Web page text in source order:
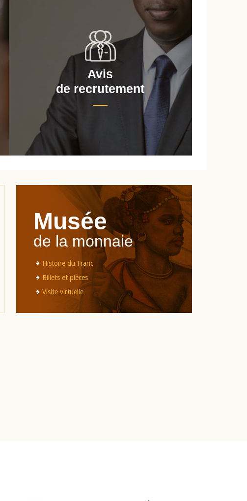
Avis
de recrutement
Musée
de la monnaie
Histoire du Franc
Billets et pièces
Visite virtuelle